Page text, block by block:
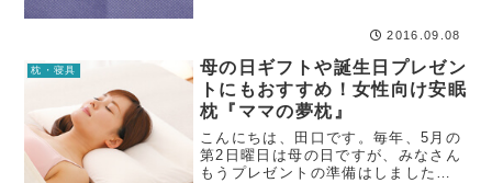
でもマイ枕を持参しているようです
2016.09.08
枕・寝具
母の日ギフトや誕生日プレゼン
トにもおすすめ！女性向け安眠
枕『ママの夢枕』
こんにちは、田口です。毎年、5月の
第2日曜日は母の日ですが、みなさん
もうプレゼントの準備はしました